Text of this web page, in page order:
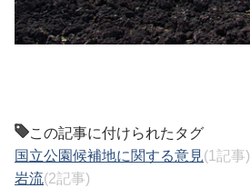
この記事に付けられたタグ
国立公園候補地に関する意見(1記事)
岩流(2記事)